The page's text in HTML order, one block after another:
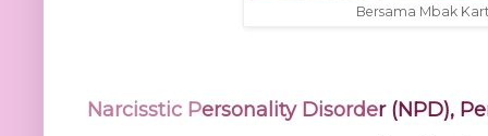
Bersama Mbak
Narcisstic Personality Disorder (NPD),